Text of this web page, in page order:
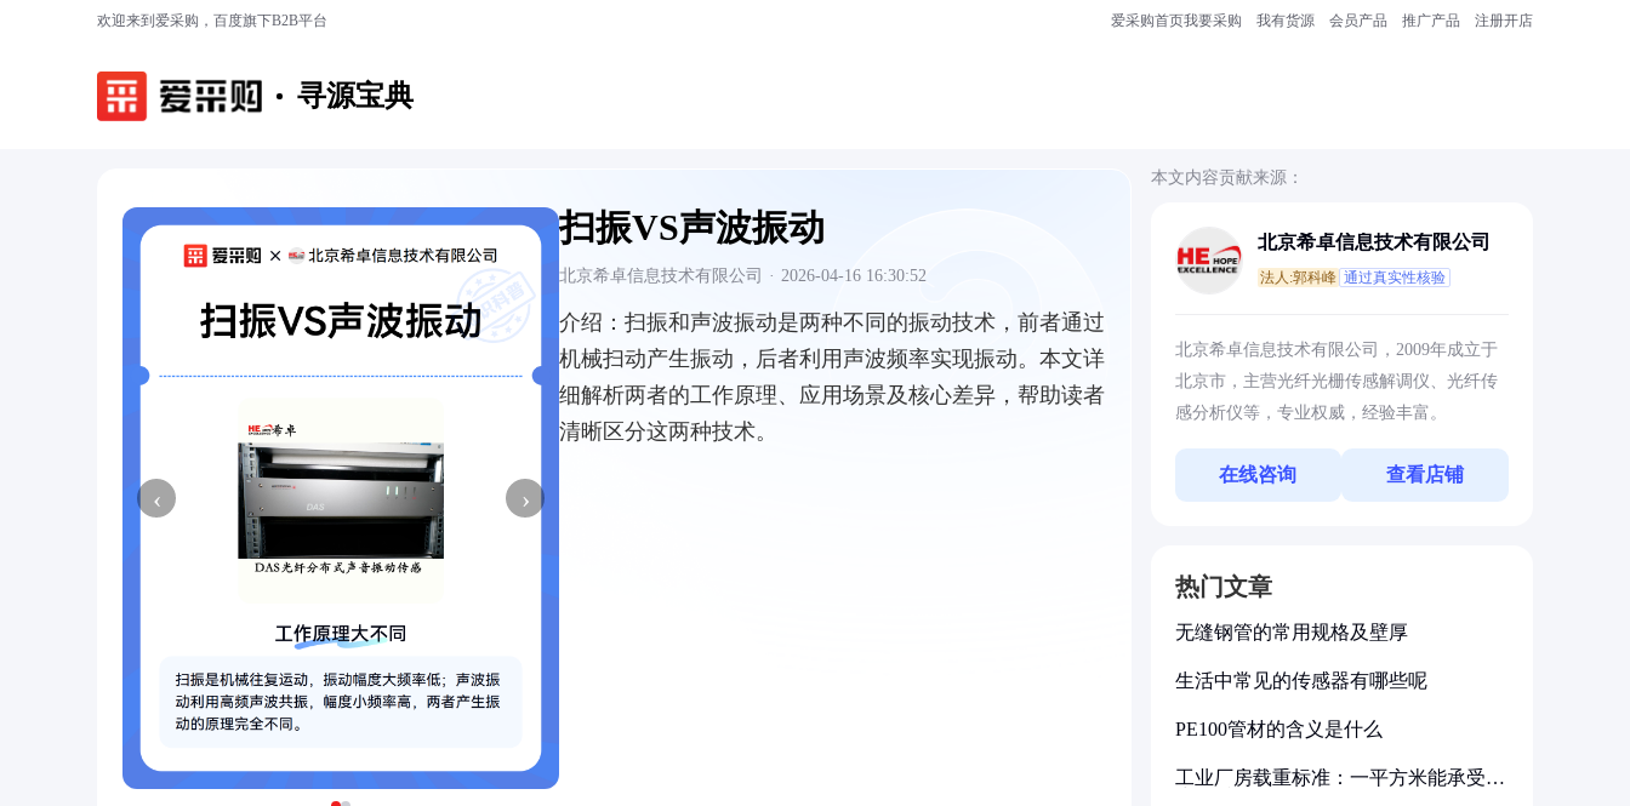
欢迎来到爱采购，百度旗下B2B平台 爱采购首页我要采购 我有货源 会员产品 推广产品 注册开店
寻源宝典
‹ ›
扫振VS声波振动
北京希卓信息技术有限公司 · 2026-04-16 16:30:52
介绍： 扫振和声波振动是两种不同的振动技术，前者通过
机械扫动产生振动，后者利用声波频率实现振动。本文详
细解析两者的工作原理、应用场景及核心差异，帮助读者
清晰区分这两种技术。
本文内容贡献来源：
北京希卓信息技术有限公司
法人:郭科峰 通过真实性核验
北京希卓信息技术有限公司，2009年成立于
北京市，主营光纤光栅传感解调仪、光纤传
感分析仪等，专业权威，经验丰富。
在线咨询 查看店铺
热门文章
无缝钢管的常用规格及壁厚
生活中常见的传感器有哪些呢
PE100管材的含义是什么
工业厂房载重标准：一平方米能承受多